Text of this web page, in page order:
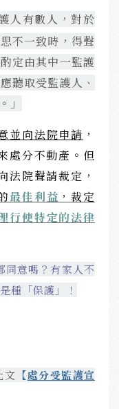
人有數人，對於
不一致時，得聲
定由其中一監護
聽取受監護人、
」
並向法院申請 ，
處分不動產。 但
法院聲請裁定，
最佳利益 ，裁定
行使特定的法律
同意嗎？有家人不
種「保護」！
文 【處分受監護宣